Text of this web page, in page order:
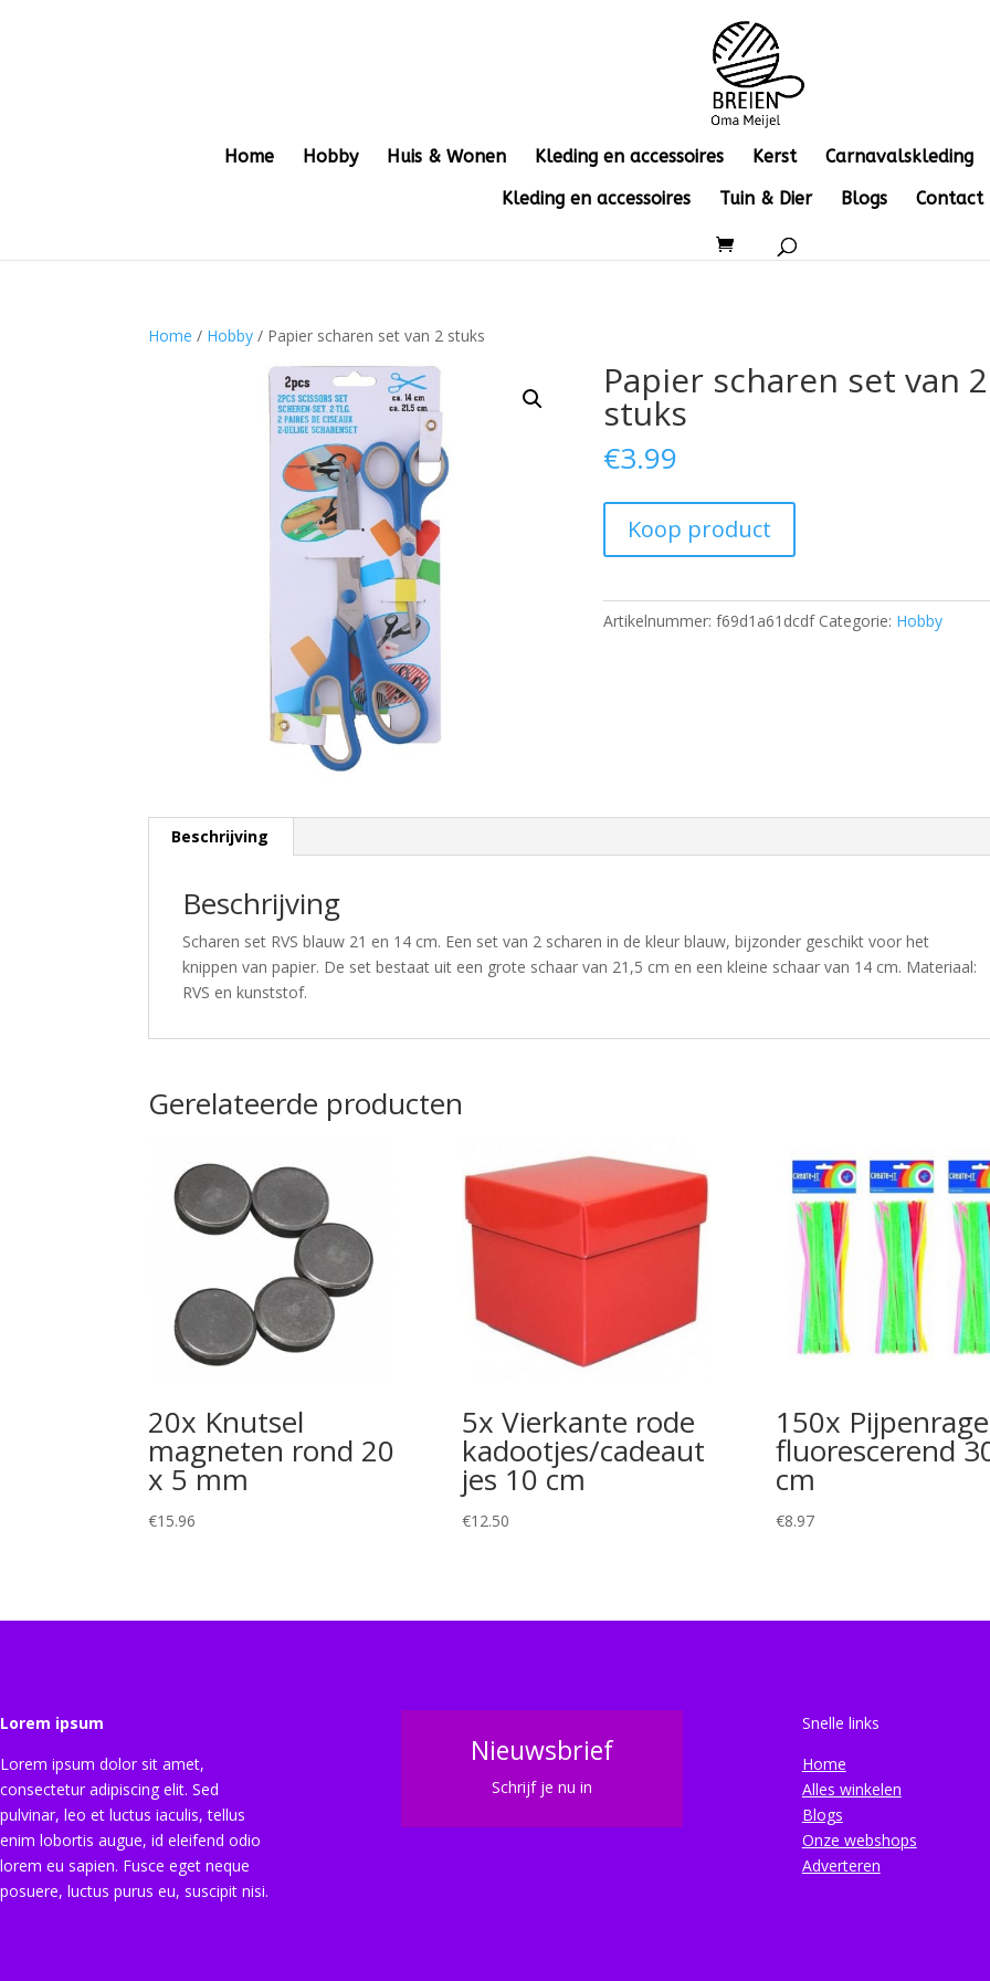
Home Hobby Huis & Wonen Kleding en accessoires Kerst
Carnavalskleding
Kleding en accessoires
Tuin & Dier Blogs Contact
Home / Hobby / Papier scharen set van 2 stuks
Papier scharen set van 2
stuks
€3.99
Koop product
Artikelnummer:f69d1a61dcdf Categorie: Hobby
Beschrijving
Beschrijving
Scharen set RVS blauw 21 en 14 cm. Een set van 2 scharen in de kleur blauw, bijzonder geschikt voor het
knippen van papier. De set bestaat uit een grote schaar van 21,5 cm en een kleine schaar van 14 cm. Materiaal:
RVS en kunststof.
Gerelateerde producten
20x Knutsel
magneten rond 20
x 5 mm
€15.96
5x Vierkante rode
kadootjes/cadeaut
jes 10 cm
€12.50
150x
fluorescerend
cm
€8.97
Lorem ipsum
Lorem ipsum dolor sit amet,
consectetur adipiscing elit. Sed
pulvinar, leo et luctus iaculis, tellus
enim lobortis augue, id eleifend odio
lorem eu sapien. Fusce eget neque
posuere, luctus purus eu, suscipit nisi.
Nieuwsbrief
Schrijf je nu in
Snelle links
Home
Alles winkelen
Blogs
Onze webshops
Adverteren